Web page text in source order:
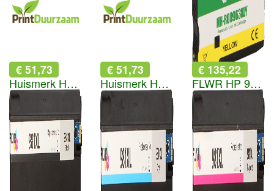
€ 51,73
Huismerk HP 712 magenta
€ 51,73
Huismerk HP 712 cyaan
€ 135,22
FLWR HP 963XL multipack zwart en kleur